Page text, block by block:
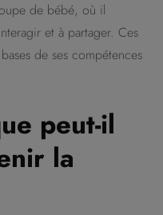
de bébé, où il
et à partager. Ces
de ses compétences
peut-il
la